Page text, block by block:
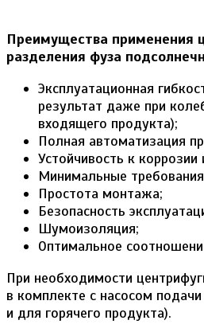
Преимущества применения
разделения фуза
Эксплуатационная
результат даже при
входящего продукта);
Полная автоматизация
Устойчивость к коррозии
Минимальные
Простота монтажа;
Безопасность
Шумоизоляция;
Оптимальное
При необходимости
в комплекте с насосом
и для горячего продукта).